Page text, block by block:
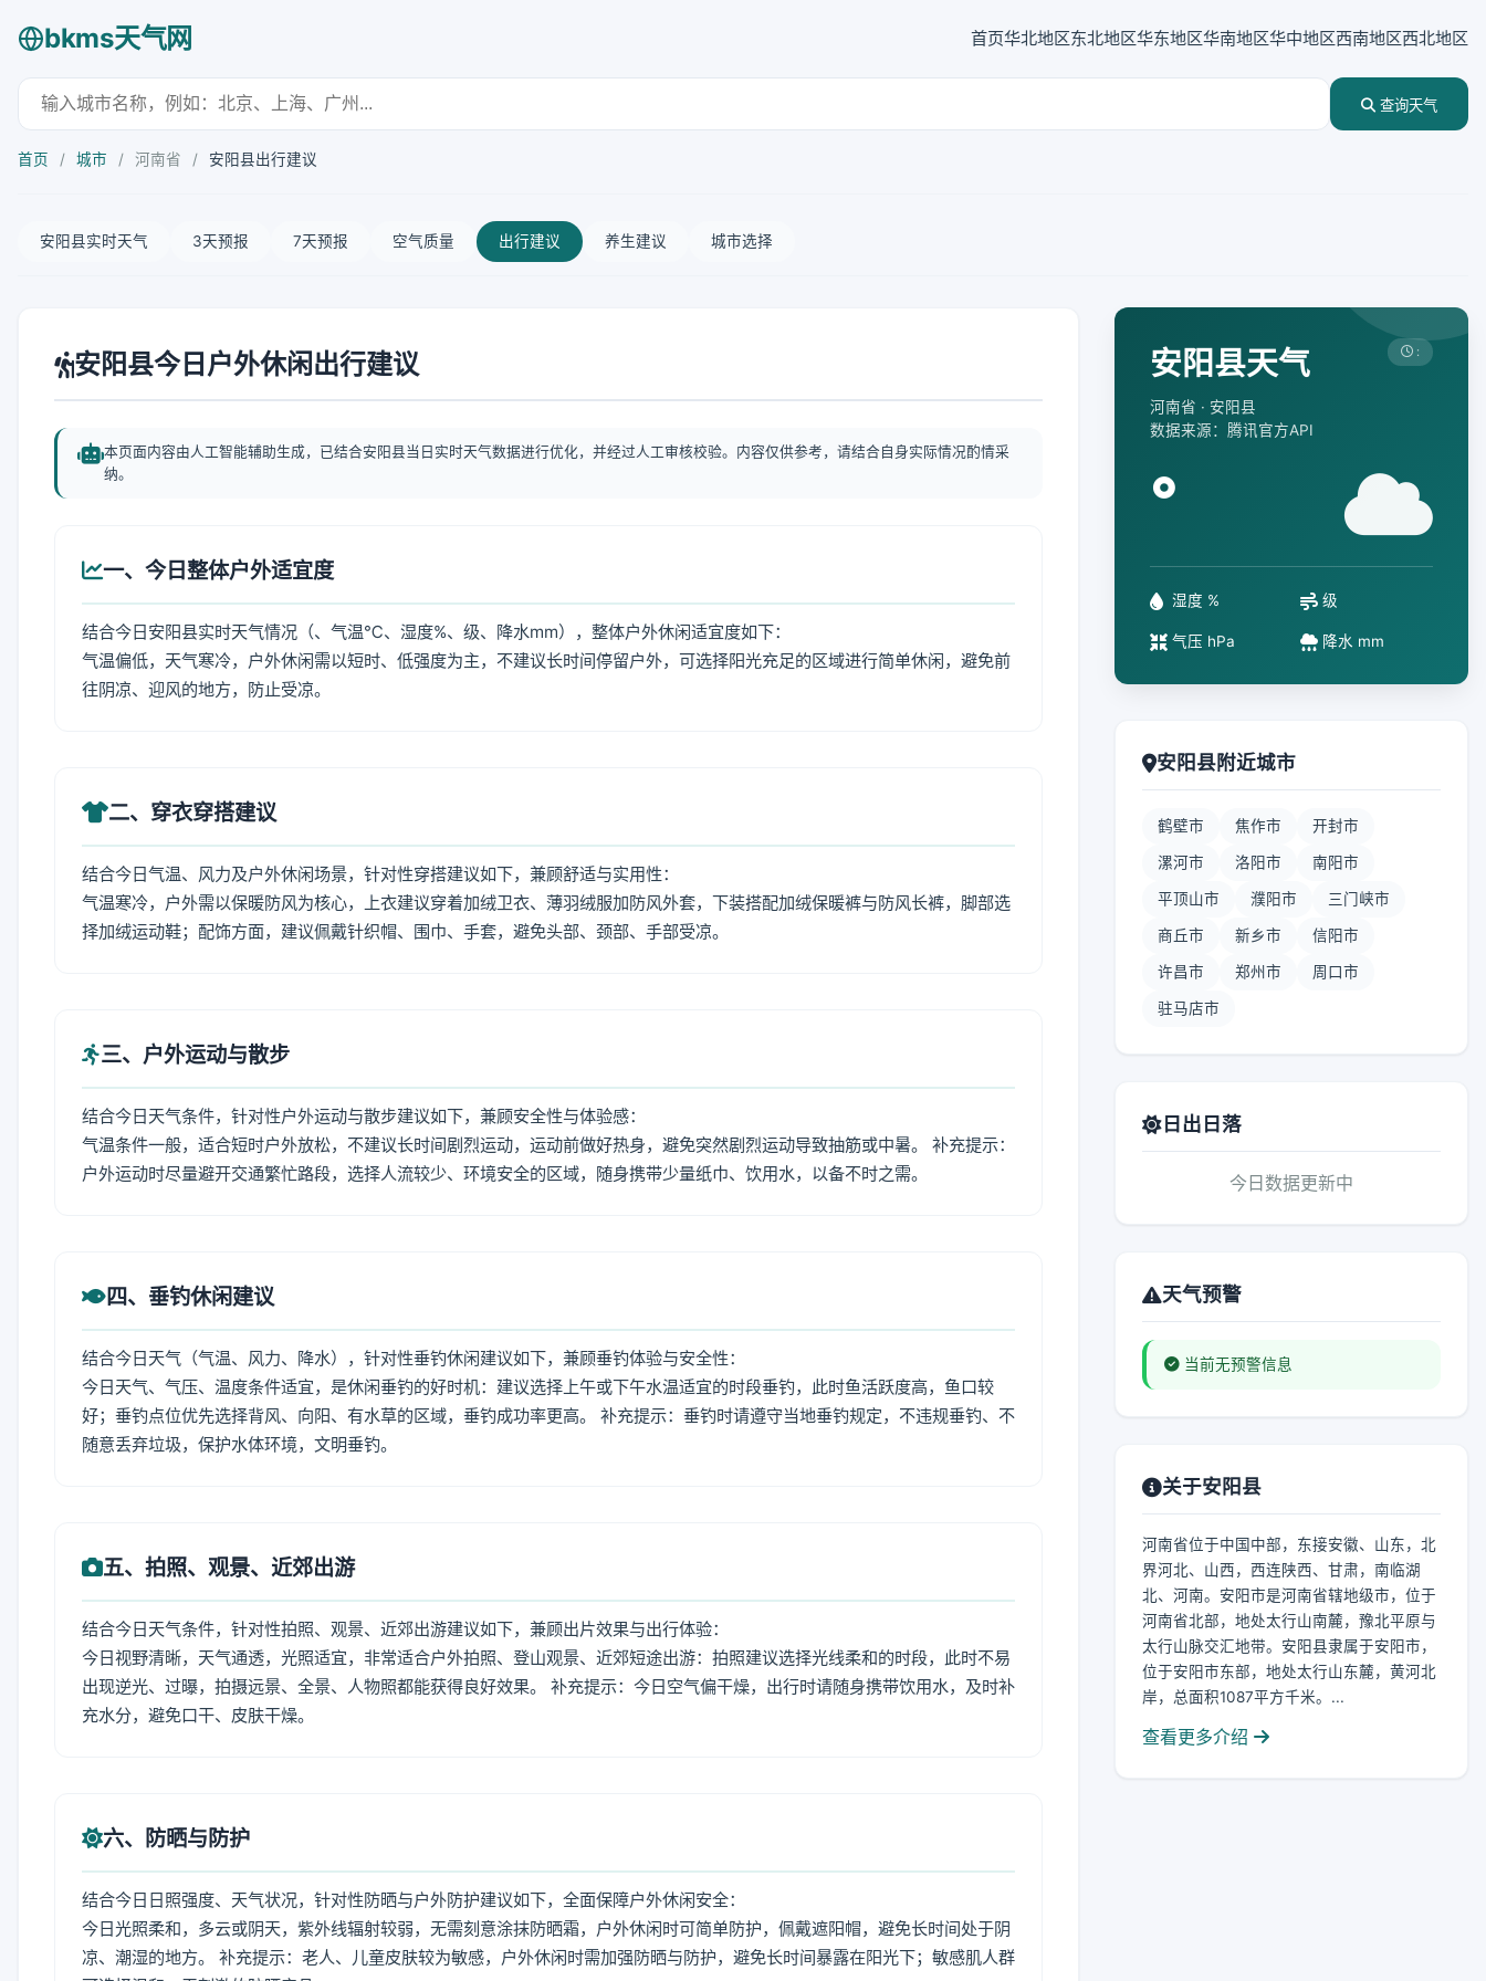
bkms天气网 首页华北地区东北地区华东地区华南地区华中地区西南地区西北地区
查询天气
首页 / 城市 / 河南省 / 安阳县出行建议
安阳县实时天气 3天预报 7天预报 空气质量 出行建议 养生建议 城市选择
安阳县今日户外休闲出行建议
本页面内容由人工智能辅助生成，已结合安阳县当日实时天气数据进行优化，并经过人工审核校验。内容仅供参考，请结合自身实际情况酌情采
纳。
一、今日整体户外适宜度
结合今日安阳县实时天气情况（、气温℃、湿度%、级、降水mm），整体户外休闲适宜度如下：
气温偏低，天气寒冷，户外休闲需以短时、低强度为主，不建议长时间停留户外，可选择阳光充足的区域进行简单休闲，避免前
往阴凉、迎风的地方，防止受凉。
二、穿衣穿搭建议
结合今日气温、风力及户外休闲场景，针对性穿搭建议如下，兼顾舒适与实用性：
气温寒冷，户外需以保暖防风为核心，上衣建议穿着加绒卫衣、薄羽绒服加防风外套，下装搭配加绒保暖裤与防风长裤，脚部选
择加绒运动鞋；配饰方面，建议佩戴针织帽、围巾、手套，避免头部、颈部、手部受凉。
三、户外运动与散步
结合今日天气条件，针对性户外运动与散步建议如下，兼顾安全性与体验感：
气温条件一般，适合短时户外放松，不建议长时间剧烈运动，运动前做好热身，避免突然剧烈运动导致抽筋或中暑。 补充提示：
户外运动时尽量避开交通繁忙路段，选择人流较少、环境安全的区域，随身携带少量纸巾、饮用水，以备不时之需。
四、垂钓休闲建议
结合今日天气（气温、风力、降水），针对性垂钓休闲建议如下，兼顾垂钓体验与安全性：
今日天气、气压、温度条件适宜，是休闲垂钓的好时机：建议选择上午或下午水温适宜的时段垂钓，此时鱼活跃度高，鱼口较
好；垂钓点位优先选择背风、向阳、有水草的区域，垂钓成功率更高。 补充提示：垂钓时请遵守当地垂钓规定，不违规垂钓、不
随意丢弃垃圾，保护水体环境，文明垂钓。
五、拍照、观景、近郊出游
结合今日天气条件，针对性拍照、观景、近郊出游建议如下，兼顾出片效果与出行体验：
今日视野清晰，天气通透，光照适宜，非常适合户外拍照、登山观景、近郊短途出游：拍照建议选择光线柔和的时段，此时不易
出现逆光、过曝，拍摄远景、全景、人物照都能获得良好效果。 补充提示：今日空气偏干燥，出行时请随身携带饮用水，及时补
充水分，避免口干、皮肤干燥。
六、防晒与防护
结合今日日照强度、天气状况，针对性防晒与户外防护建议如下，全面保障户外休闲安全：
今日光照柔和，多云或阴天，紫外线辐射较弱，无需刻意涂抹防晒霜，户外休闲时可简单防护，佩戴遮阳帽，避免长时间处于阴
凉、潮湿的地方。 补充提示：老人、儿童皮肤较为敏感，户外休闲时需加强防晒与防护，避免长时间暴露在阳光下；敏感肌人群
安阳县天气
河南省 · 安阳县
数据来源：腾讯官方API
:
°
湿度 % 级
气压 hPa 降水 mm
安阳县附近城市
鹤壁市 焦作市 开封市
漯河市 洛阳市 南阳市
平顶山市 濮阳市 三门峡市
商丘市 新乡市 信阳市
许昌市 郑州市 周口市
驻马店市
日出日落
今日数据更新中
天气预警
当前无预警信息
关于安阳县
河南省位于中国中部，东接安徽、山东，北
界河北、山西，西连陕西、甘肃，南临湖
北、河南。安阳市是河南省辖地级市，位于
河南省北部，地处太行山南麓，豫北平原与
太行山脉交汇地带。安阳县隶属于安阳市，
位于安阳市东部，地处太行山东麓，黄河北
岸，总面积1087平方千米。...
查看更多介绍